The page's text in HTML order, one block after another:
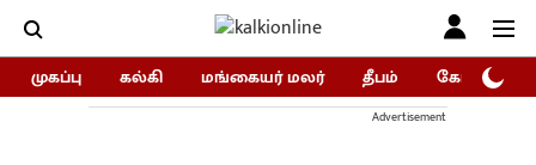
முகப்பு கல்கி மங்கையர் மலர் தீபம் கோகுலம்/
Advertisement